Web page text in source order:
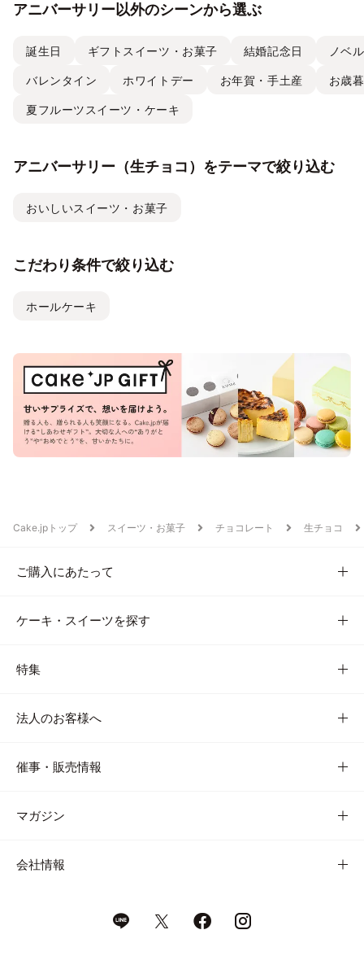
アニバーサリー以外のシーンから選ぶ
誕生日 ギフトスイーツ・お菓子 結婚記念日 ノベ
バレンタイン ホワイトデー お年賀・手土産 お歳
夏フルーツスイーツ・ケーキ
アニバーサリー（生チョコ）をテーマで絞り込む
おいしいスイーツ・お菓子
こだわり条件で絞り込む
ホールケーキ
Cake.jpトップ スイーツ・お菓子 チョコレート 生チョコ
ご購入にあたって
ケーキ・スイーツを探す
特集
法人のお客様へ
催事・販売情報
マガジン
会社情報